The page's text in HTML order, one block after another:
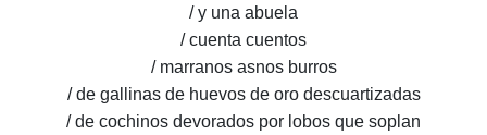
/ y una abuela
/ cuenta cuentos
/ marranos asnos burros
/ de gallinas de huevos de oro descuartizadas
/ de cochinos devorados por lobos que soplan